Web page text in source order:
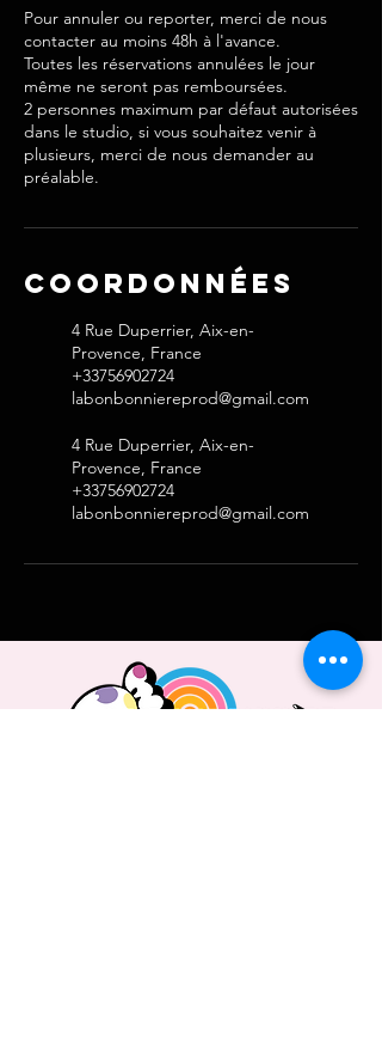
Pour annuler ou reporter, merci de nous
contacter au moins 48h à l'avance.
Toutes les réservations annulées le jour
même ne seront pas remboursées.
2 personnes maximum par défaut autorisées
dans le studio, si vous souhaitez venir à
plusieurs, merci de nous demander au
préalable.
Coordonnées
4 Rue Duperrier, Aix-en-
Provence, France
+33756902724
labonbonniereprod@gmail.com
4 Rue Duperrier, Aix-en-
Provence, France
+33756902724
labonbonniereprod@gmail.com